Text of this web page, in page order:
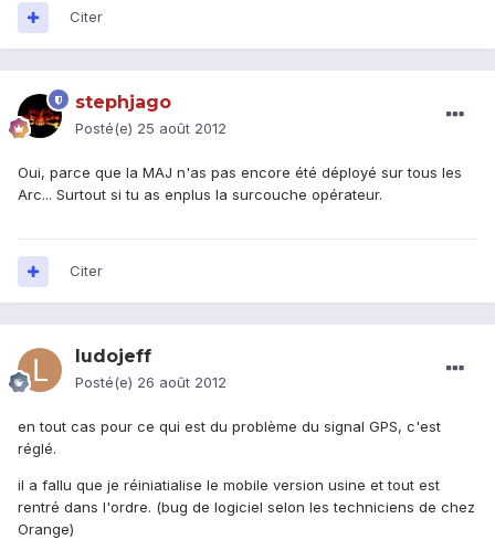
Citer
stephjago
Posté(e) 25 août 2012
Oui, parce que la MAJ n'as pas encore été déployé sur tous les
Arc... Surtout si tu as enplus la surcouche opérateur.
Citer
ludojeff
Posté(e) 26 août 2012
en tout cas pour ce qui est du problème du signal GPS, c'est
réglé.
il a fallu que je réiniatialise le mobile version usine et tout est
rentré dans l'ordre. (bug de logiciel selon les techniciens de chez
Orange)